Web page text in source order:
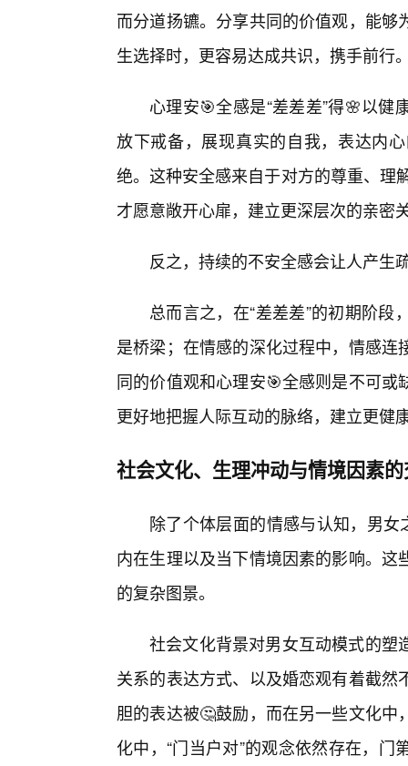
而分道扬镳。分享共同的价值观，能
生选择时，更容易达成共识，携手前行
心理安🎯全感是“差差差”得🌸以
放下戒备，展现真实的自我，表达内
绝。这种安全感来自于对方的尊重、理
才愿意敞开心扉，建立更深层次的亲密
反之，持续的不安全感会让人产生
总而言之，在“差差差”的初期阶
是桥梁；在情感的深化过程中，情感
同的价值观和心理安🎯全感则是不可
更好地把握人际互动的脉络，建立更健
社会文化、生理冲动与情境因素
除了个体层面的情感与认知，男女
内在生理以及当下情境因素的影响。
的复杂图景。
社会文化背景对男女互动模式的塑
关系的表达方式、以及婚恋观有着截
胆的表达被🤔鼓励，而在另一些文化
化中，“门当户对”的观念依然存在，